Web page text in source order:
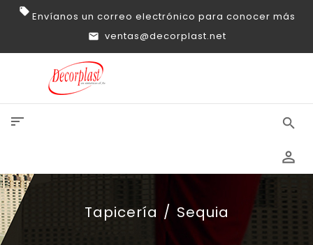
Envíanos un correo electrónico para conocer más
ventas@decorplast.net
sort search
perm_identity
Tapicería Sequia